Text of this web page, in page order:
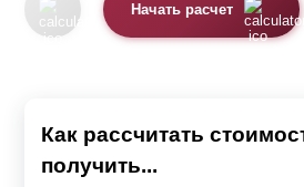
Начать расчет
Как рассчитать
получить...